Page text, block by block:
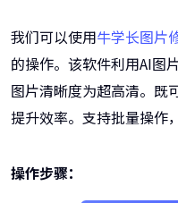
我们可以使用牛学长图片
的操作。该软件利用AI图
图片清晰度为超高清。既
提升效率。支持批量操作
操作步骤：